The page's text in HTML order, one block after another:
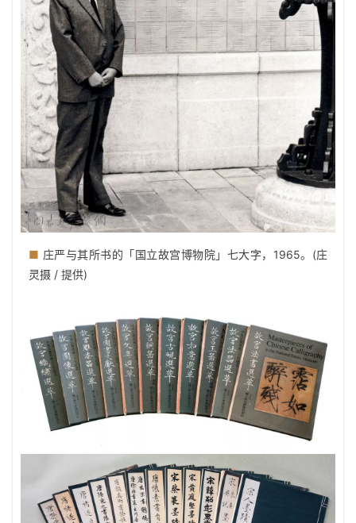
■ 庄严与其所书的「国立故宫博物院」七大字，1965。(庄
灵摄 / 提供)